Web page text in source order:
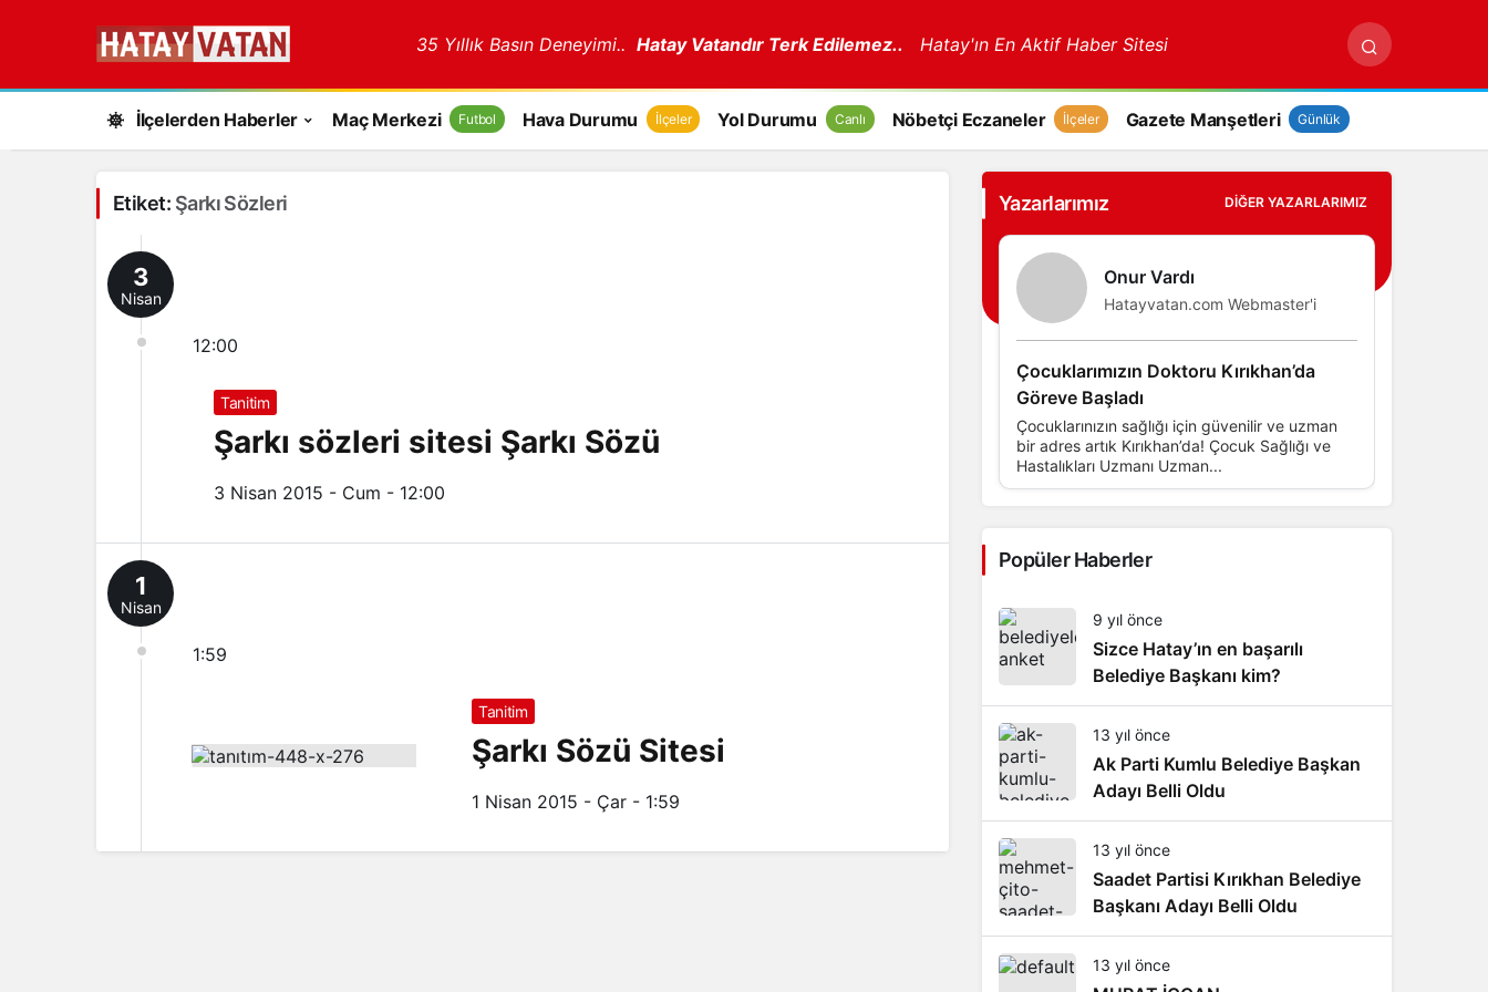
35 Yıllık Basın Deneyimi.. Hatay Vatandır Terk Edilemez.. Hatay'ın En Aktif Haber Sitesi
İlçelerden Haberler Maç Merkezi Futbol Hava Durumu İlçeler Yol Durumu Canlı Nöbetçi Eczaneler İlçeler Gazete Manşetleri Günlük
Etiket: Şarkı Sözleri
3
Nisan
12:00
Tanitim
Şarkı sözleri sitesi Şarkı Sözü
3 Nisan 2015 - Cum - 12:00
1
Nisan
1:59
Tanitim
Şarkı Sözü Sitesi
1 Nisan 2015 - Çar - 1:59
Yazarlarımız DIĞER YAZARLARIMIZ
Onur Vardı
Hatayvatan.com Webmaster'i
Çocuklarımızın Doktoru Kırıkhan’da
Göreve Başladı
Çocuklarınızın sağlığı için güvenilir ve uzman
bir adres artık Kırıkhan’da! Çocuk Sağlığı ve
Hastalıkları Uzmanı Uzman...
Popüler Haberler
9 yıl önce
Sizce Hatay’ın en başarılı
Belediye Başkanı kim?
13 yıl önce
Ak Parti Kumlu Belediye Başkan
Adayı Belli Oldu
13 yıl önce
Saadet Partisi Kırıkhan Belediye
Başkanı Adayı Belli Oldu
13 yıl önce